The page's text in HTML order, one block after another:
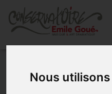
Nous
fête la musique le 23 juin